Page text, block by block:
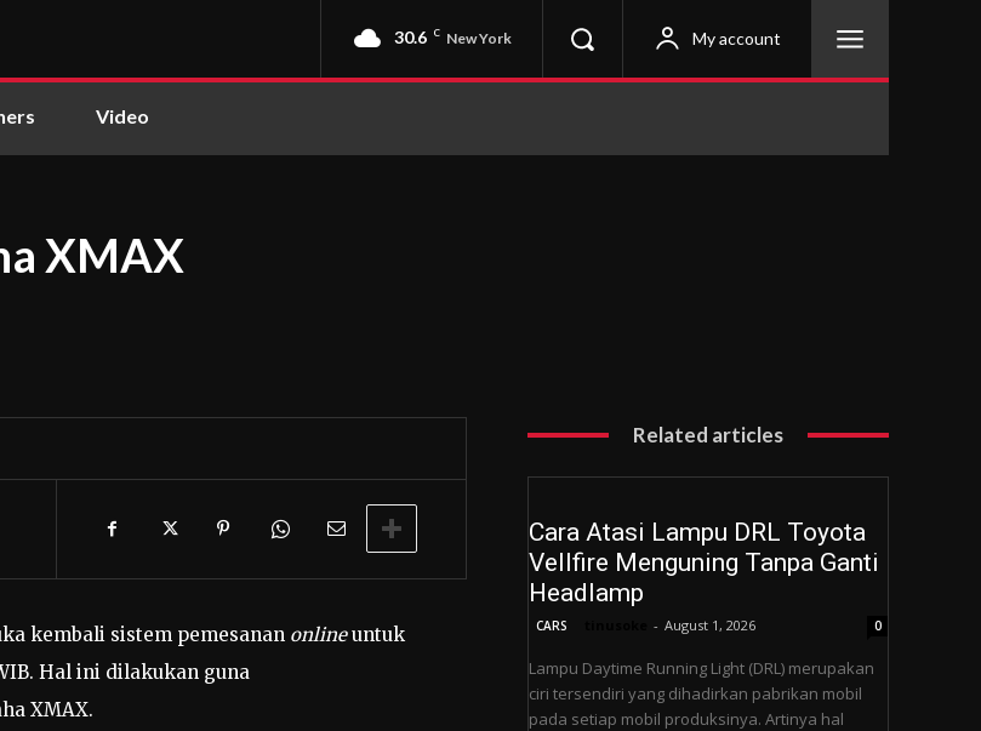
30.6 C New York My account
Video
XMAX
kembali sistem pemesanan onlineuntuk
Hal ini dilakukan guna
XMAX.
Related articles
Cara Atasi Lampu DRL Toyota
Vellfire Menguning Tanpa Ganti
Headlamp
CARS - August 1, 2026 0
Lampu Daytime Running Light (DRL) merupakan
ciri tersendiri yang dihadirkan pabrikan mobil
pada setiap mobil produksinya. Artinya hal